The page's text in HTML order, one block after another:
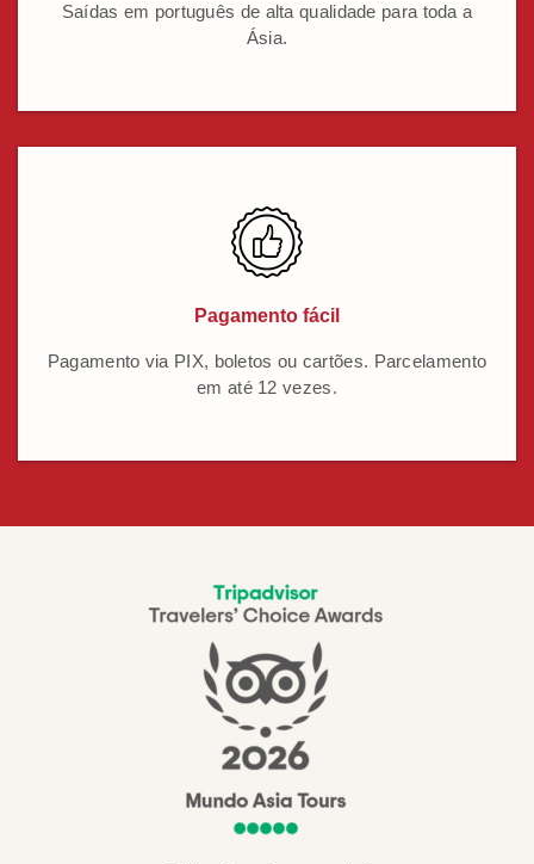
Saídas em português de alta qualidade para toda a
Ásia.
Pagamento fácil
Pagamento via PIX, boletos ou cartões. Parcelamento
em até 12 vezes.